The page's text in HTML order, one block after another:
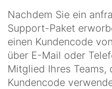
Nachdem Sie ein
Support-Paket
einen Kundencode
über E-Mail oder
Mitglied Ihres Teams,
Kundencode